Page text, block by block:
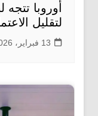
أوروبا
لتقليل
13 فبراير، 2026